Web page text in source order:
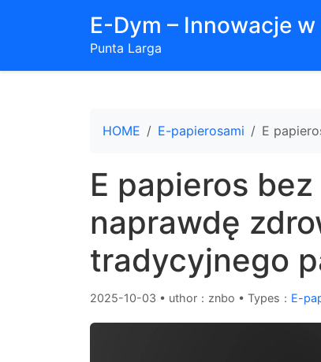
E-Dym – Innowacje
Punta Larga
HOME E-papierosami E
E papieros
naprawdę
tradycyjnego
2025-10-03 • uthor：znbo • Types： E-